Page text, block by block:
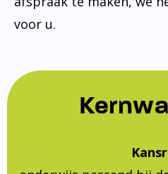
voor u.